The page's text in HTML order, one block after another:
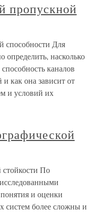
пропускной
способности Для
определить, насколько
каналов
как она зависит от
и условий их
стойкости По
и оценки
систем более сложны и